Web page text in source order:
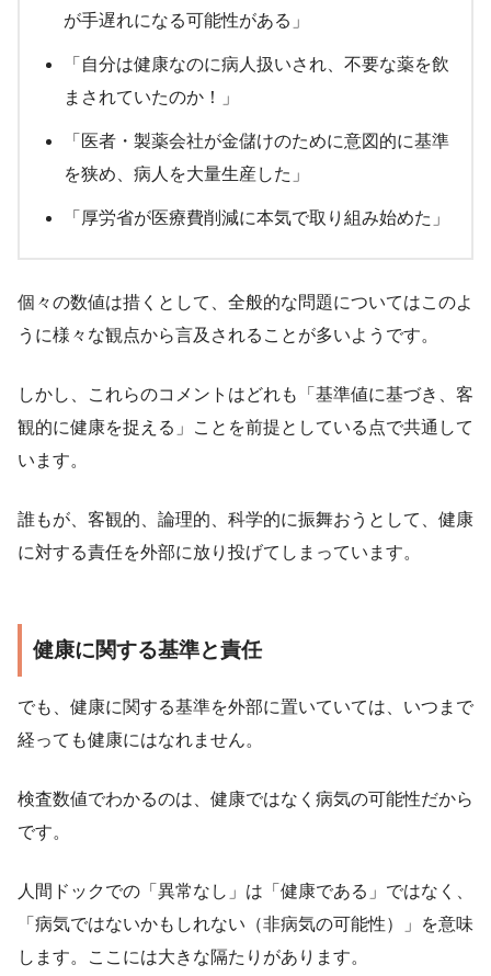
が手遅れになる可能性がある」
「自分は健康なのに病人扱いされ、不要な薬を飲
まされていたのか！」
「医者・製薬会社が金儲けのために意図的に基準
を狭め、病人を大量生産した」
「厚労省が医療費削減に本気で取り組み始めた」
個々の数値は措くとして、全般的な問題についてはこのよ
うに様々な観点から言及されることが多いようです。
しかし、これらのコメントはどれも「基準値に基づき、客
観的に健康を捉える」ことを前提としている点で共通して
います。
誰もが、客観的、論理的、科学的に振舞おうとして、健康
に対する責任を外部に放り投げてしまっています。
健康に関する基準と責任
でも、健康に関する基準を外部に置いていては、いつまで
経っても健康にはなれません。
検査数値でわかるのは、健康ではなく病気の可能性だから
です。
人間ドックでの「異常なし」は「健康である」ではなく、
「病気ではないかもしれない（非病気の可能性）」を意味
します。ここには大きな隔たりがあります。